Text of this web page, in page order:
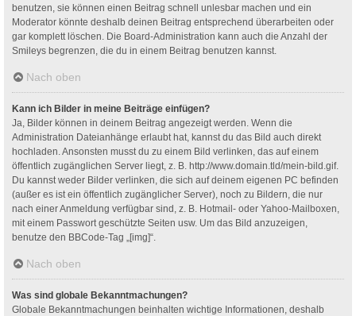
benutzen, sie können einen Beitrag schnell unlesbar machen und ein
Moderator könnte deshalb deinen Beitrag entsprechend überarbeiten oder
gar komplett löschen. Die Board-Administration kann auch die Anzahl der
Smileys begrenzen, die du in einem Beitrag benutzen kannst.
Nach oben
Kann ich Bilder in meine Beiträge einfügen?
Ja, Bilder können in deinem Beitrag angezeigt werden. Wenn die
Administration Dateianhänge erlaubt hat, kannst du das Bild auch direkt
hochladen. Ansonsten musst du zu einem Bild verlinken, das auf einem
öffentlich zugänglichen Server liegt, z. B. http://www.domain.tld/mein-bild.gif.
Du kannst weder Bilder verlinken, die sich auf deinem eigenen PC befinden
(außer es ist ein öffentlich zugänglicher Server), noch zu Bildern, die nur
nach einer Anmeldung verfügbar sind, z. B. Hotmail- oder Yahoo-Mailboxen,
mit einem Passwort geschützte Seiten usw. Um das Bild anzuzeigen,
benutze den BBCode-Tag „[img]“.
Nach oben
Was sind globale Bekanntmachungen?
Globale Bekanntmachungen beinhalten wichtige Informationen, deshalb